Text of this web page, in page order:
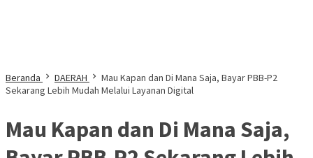
Beranda DAERAH
Mau Kapan dan Di Mana Saja, Bayar PBB-P2
Sekarang Lebih Mudah Melalui Layanan Digital
Mau Kapan dan Di Mana Saja,